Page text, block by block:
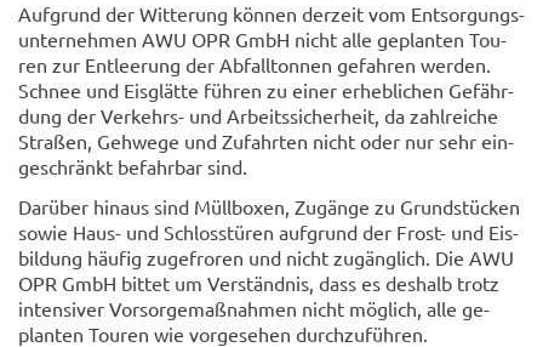
Auf­grund der Wit­te­rung kön­nen der­zeit vom Ent­sor­gungs­
un­ter­neh­men AWU OPR GmbH nicht alle ge­plan­ten Tou­
ren zur Ent­lee­rung der Ab­fall­ton­nen ge­fah­ren wer­den.
Schnee und Eis­glät­te füh­ren zu einer er­heb­li­chen Ge­fähr­
dung der Verkehrs-​ und Ar­beits­si­cher­heit, da zahl­rei­che
Stra­ßen, Geh­we­ge und Zu­fahr­ten nicht oder nur sehr ein­
ge­schränkt be­fahr­bar sind.
Dar­über hin­aus sind Müll­bo­xen, Zu­gän­ge zu Grund­stü­cken
sowie Haus- und Schloss­tü­ren auf­grund der Frost-​ und Eis­
bil­dung häu­fig zu­ge­fro­ren und nicht zu­gäng­lich. Die AWU
OPR GmbH bit­tet um Ver­ständ­nis, dass es des­halb trotz
in­ten­si­ver Vor­sor­ge­maß­nah­men nicht mög­lich, alle ge­
plan­ten Tou­ren wie vor­ge­se­hen durch­zu­füh­ren.